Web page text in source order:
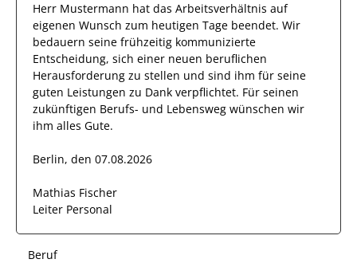
Herr Mustermann hat das Arbeitsverhältnis auf
eigenen Wunsch zum heutigen Tage beendet. Wir
bedauern seine frühzeitig kommunizierte
Entscheidung, sich einer neuen beruflichen
Herausforderung zu stellen und sind ihm für seine
guten Leistungen zu Dank verpflichtet. Für seinen
zukünftigen Berufs- und Lebensweg wünschen wir
ihm alles Gute.
Berlin, den 07.08.2026
Mathias Fischer
Leiter Personal
Beruf